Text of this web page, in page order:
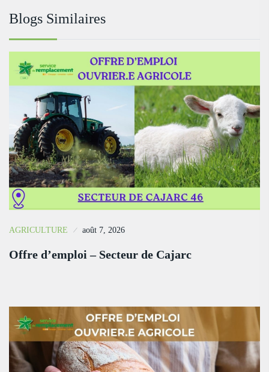
Blogs Similaires
AGRICULTURE août 7, 2026
Offre d’emploi – Secteur de Cajarc